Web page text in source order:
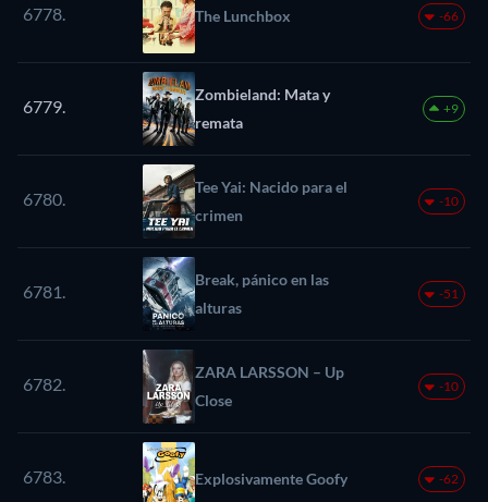
6778. The Lunchbox -66
6779.
Zombieland: Mata y
remata
+9
6780.
Tee Yai: Nacido para el
crimen
-10
6781.
Break, pánico en las
alturas
-51
6782.
ZARA LARSSON – Up
Close
-10
6783. Explosivamente Goofy -62